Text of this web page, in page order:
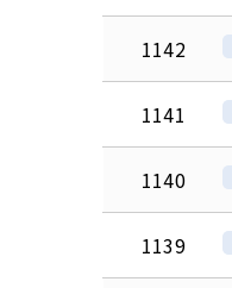
1142
1141
1140
1139